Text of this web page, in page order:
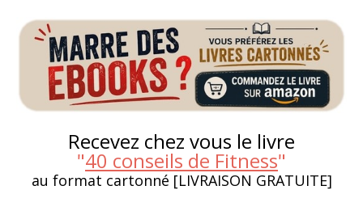
Recevez chez vous le livre
"40 conseils de Fitness"
au format cartonné [LIVRAISON GRATUITE]